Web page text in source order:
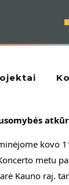
kovo
metu
Kauno raj.